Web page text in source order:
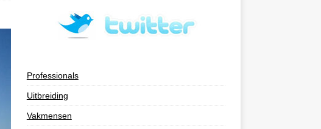
Professionals
Uitbreiding
Vakmensen